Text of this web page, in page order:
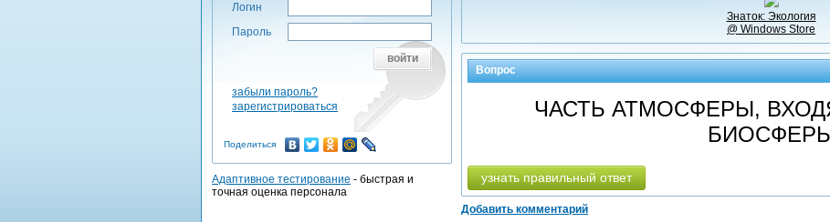
Знаток: Экология
@ Windows Store
Вопрос
ЧАСТЬ АТМОСФЕРЫ,
узнать правильный ответ
Добавить комментарий
Логин
Пароль
войти
забыли пароль?
зарегистрироваться
Поделиться
Адаптивное тестирование - быстрая и
точная оценка персонала